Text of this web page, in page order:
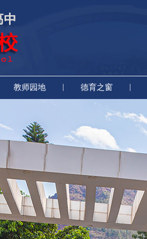
教师园地 | 德育之窗 |